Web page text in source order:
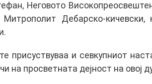
Неговото
Митрополит Дебарско-
присуствуваа и севкупниот
на просветната дејност на овој